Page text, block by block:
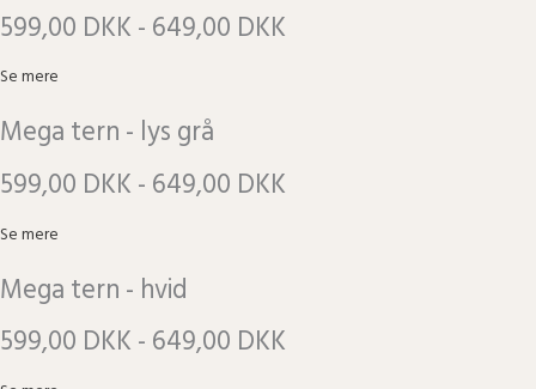
599,00 DKK - 649,00 DKK
Se mere
Mega tern - lys grå
599,00 DKK - 649,00 DKK
Se mere
Mega tern - hvid
599,00 DKK - 649,00 DKK